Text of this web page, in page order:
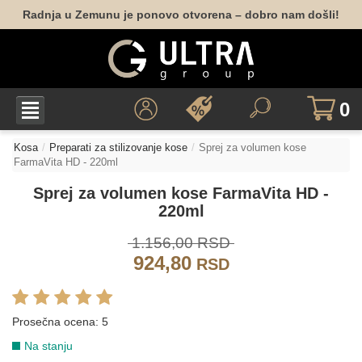
Radnja u Zemunu je ponovo otvorena – dobro nam došli!
0
Kosa Preparati za stilizovanje kose
Sprej za volumen kose
FarmaVita HD - 220ml
Sprej za volumen kose FarmaVita HD -
220ml
1.156,00 RSD
924,80RSD
Prosečna ocena: 5
Na stanju